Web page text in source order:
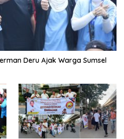
Deru Ajak Warga Sumsel